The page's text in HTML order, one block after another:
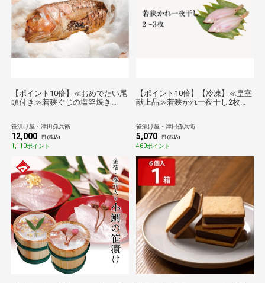
【ポイント10倍】≪おめでたい尾
頭付き≫若狭ぐじの塩釜焼き
の日】【お歳暮】
笹漬け屋・津田孫兵衛
12,000 円 (税込)
1,110ポイント
【ポイント10倍】【冷凍】≪皇室
献上品≫若狭かれ一夜干し2枚
笹漬け屋・津田孫兵衛
5,070 円 (税込)
460ポイント